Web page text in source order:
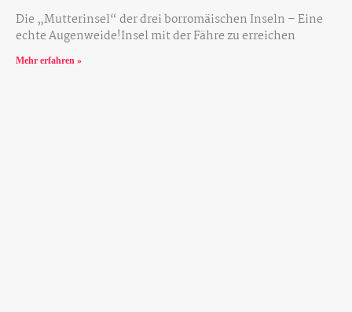
Die „Mutterinsel“ der drei borromäischen Inseln – Eine
echte Augenweide!Insel mit der Fähre zu erreichen
Mehr erfahren »